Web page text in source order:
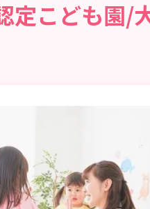
定こども園/